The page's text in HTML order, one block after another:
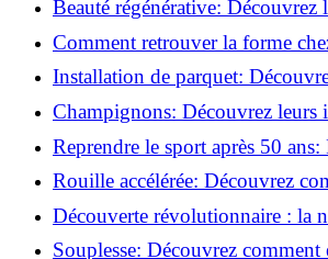
Beauté régénérative: Découvrez
révolutionnaire de la cosmétique
Comment retrouver la forme
de blessure: Techniques et
Installation de parquet:
essentielles à respecter!
Champignons: Découvrez leurs
pouvoirs antioxydants!
Reprendre le sport après 50
meilleures méthodes!
Rouille accélérée: Découvrez
la corrosion en déco tendance!
Découverte révolutionnaire : la
régénération inouï !
Souplesse: Découvrez comment